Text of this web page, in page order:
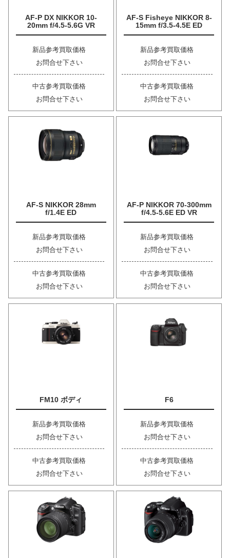
AF-P DX NIKKOR 10-
20mm f/4.5-5.6G VR
新品参考買取価格
お問合せ下さい
中古参考買取価格
お問合せ下さい
AF-S Fisheye NIKKOR 8-
15mm f/3.5-4.5E ED
新品参考買取価格
お問合せ下さい
中古参考買取価格
お問合せ下さい
AF-S NIKKOR 28mm
f/1.4E ED
新品参考買取価格
お問合せ下さい
中古参考買取価格
お問合せ下さい
AF-P NIKKOR 70-300mm
f/4.5-5.6E ED VR
新品参考買取価格
お問合せ下さい
中古参考買取価格
お問合せ下さい
FM10 ボディ
新品参考買取価格
お問合せ下さい
中古参考買取価格
お問合せ下さい
F6
新品参考買取価格
お問合せ下さい
中古参考買取価格
お問合せ下さい